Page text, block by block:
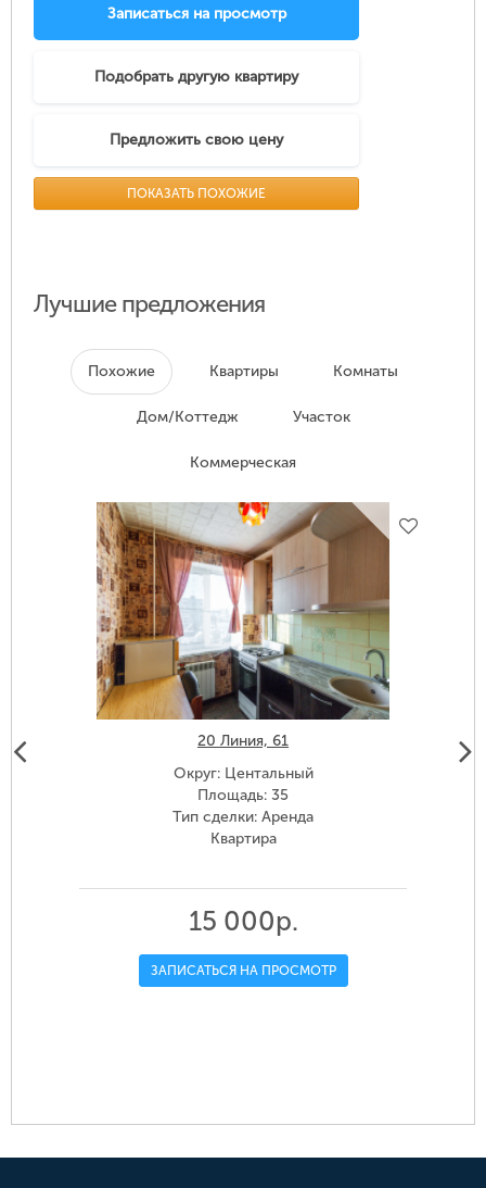
Записаться на просмотр
Подобрать другую квартиру
Предложить свою цену
ПОКАЗАТЬ ПОХОЖИЕ
Лучшие предложения
Похожие Квартиры Комнаты
Дом/Коттедж Участок
Коммерческая
20 Линия, 61
Округ: Центальный
Площадь: 35
Тип сделки: Аренда
Квартира
15 000р.
ЗАПИСАТЬСЯ НА ПРОСМОТР